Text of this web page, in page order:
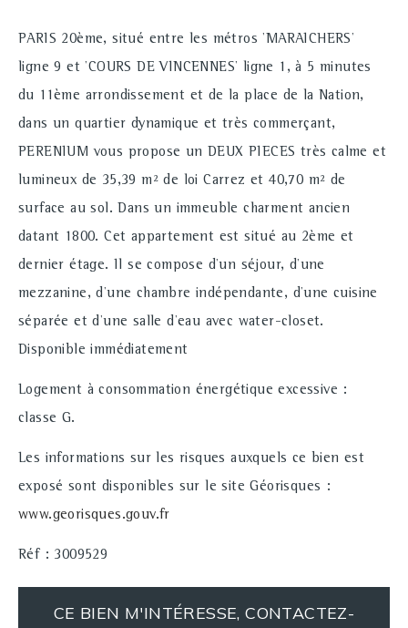
PARIS 20ème, situé entre les métros 'MARAICHERS'
ligne 9 et 'COURS DE VINCENNES' ligne 1, à 5 minutes
du 11ème arrondissement et de la place de la Nation,
dans un quartier dynamique et très commerçant,
PERENIUM vous propose un DEUX PIECES très calme et
lumineux de 35,39 m² de loi Carrez et 40,70 m² de
surface au sol. Dans un immeuble charment ancien
datant 1800. Cet appartement est situé au 2ème et
dernier étage. Il se compose d'un séjour, d'une
mezzanine, d'une chambre indépendante, d'une cuisine
séparée et d'une salle d'eau avec water-closet.
Disponible immédiatement
Logement à consommation énergétique excessive :
classe G.
Les informations sur les risques auxquels ce bien est
exposé sont disponibles sur le site Géorisques :
www.georisques.gouv.fr
Réf : 3009529
CE BIEN M'INTÉRESSE, CONTACTEZ-